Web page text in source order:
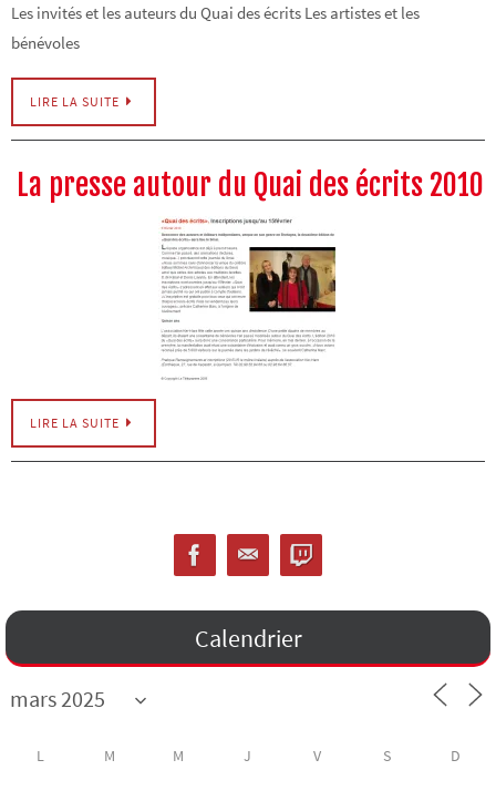
Les invités et les auteurs du Quai des écrits Les artistes et les
bénévoles
LIRE LA SUITE
La presse autour du Quai des écrits 2010
LIRE LA SUITE
Calendrier
L M M J V S D